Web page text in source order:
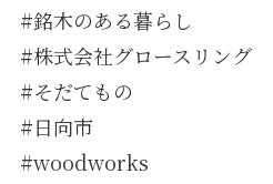
#銘木のある暮らし
#株式会社グロースリング
#そだてもの
#日向市
#woodworks